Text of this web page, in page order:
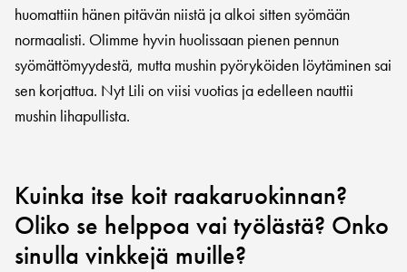
huomattiin hänen pitävän niistä ja alkoi sitten syömään
normaalisti. Olimme hyvin huolissaan pienen pennun
syömättömyydestä, mutta mushin pyöryköiden löytäminen sai
sen korjattua. Nyt Lili on viisi vuotias ja edelleen nauttii
mushin lihapullista.
Kuinka itse koit raakaruokinnan?
Oliko se helppoa vai työlästä? Onko
sinulla vinkkejä muille?